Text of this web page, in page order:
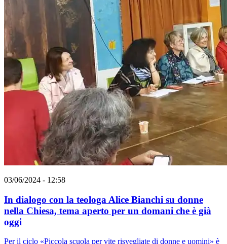
03/06/2024 - 12:58
In dialogo con la teologa Alice Bianchi su donne
nella Chiesa, tema aperto per un domani che è già
oggi
Per il ciclo «Piccola scuola per vite risvegliate di donne e uomini» è